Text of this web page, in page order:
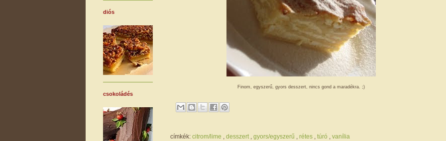
Finom, egyszerű, gyors desszert, nincs gond a maradékra. ;)
címkék: citrom/lime desszert gyors/egyszerű rétes túró vanília
diós
csokoládés